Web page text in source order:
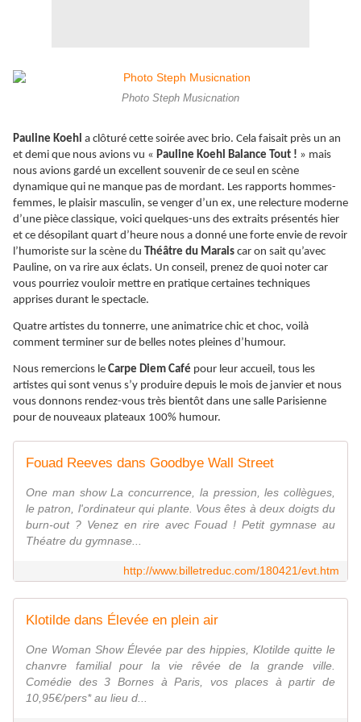
Photo Steph Musicnation
Pauline Koehl a clôturé cette soirée avec brio. Cela faisait près un an
et demi que nous avions vu « Pauline Koehl Balance Tout ! » mais
nous avions gardé un excellent souvenir de ce seul en scène
dynamique qui ne manque pas de mordant. Les rapports hommes-
femmes, le plaisir masculin, se venger d’un ex, une relecture moderne
d’une pièce classique, voici quelques-uns des extraits présentés hier
et ce désopilant quart d’heure nous a donné une forte envie de revoir
l’humoriste sur la scène du Théâtre du Marais car on sait qu’avec
Pauline, on va rire aux éclats. Un conseil, prenez de quoi noter car
vous pourriez vouloir mettre en pratique certaines techniques
apprises durant le spectacle.
Quatre artistes du tonnerre, une animatrice chic et choc, voilà
comment terminer sur de belles notes pleines d’humour.
Nous remercions le Carpe Diem Café pour leur accueil, tous les
artistes qui sont venus s’y produire depuis le mois de janvier et nous
vous donnons rendez-vous très bientôt dans une salle Parisienne
pour de nouveaux plateaux 100% humour.
Fouad Reeves dans Goodbye Wall Street
One man show La concurrence, la pression, les collègues,
le patron, l'ordinateur qui plante. Vous êtes à deux doigts du
burn-out ? Venez en rire avec Fouad ! Petit gymnase au
Théatre du gymnase...
http://www.billetreduc.com/180421/evt.htm
Klotilde dans Élevée en plein air
One Woman Show Élevée par des hippies, Klotilde quitte le
chanvre familial pour la vie rêvée de la grande ville.
Comédie des 3 Bornes à Paris, vos places à partir de
10,95€/pers* au lieu d...